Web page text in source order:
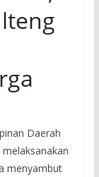
Daerah
menyambut